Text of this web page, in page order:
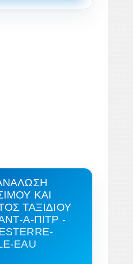
ΚΑΙ
ΤΑΞΙΔΙΟΎ
Α-ΠΙΤΡ -
EAU